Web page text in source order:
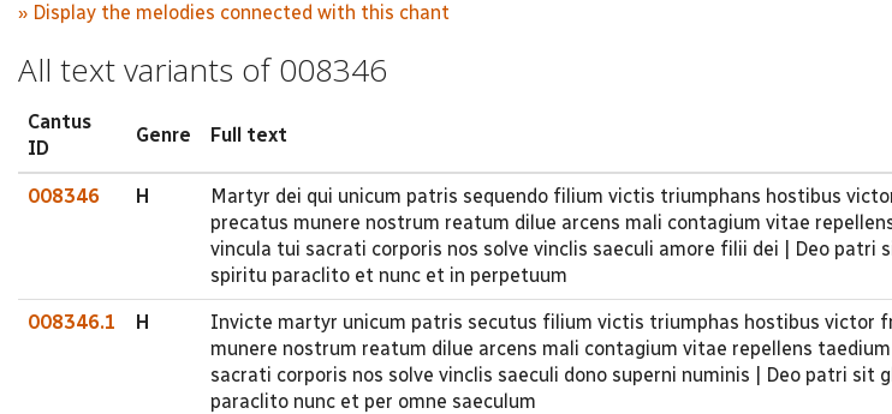
» Display the melodies connected with this chant
All text variants of 008346
Cantus
ID
Genre Full text
008346 H
Martyr dei qui unicum patris sequendo filium victis triumphans hostibus
precatus munere nostrum reatum dilue arcens mali contagium vitae
vincula tui sacrati corporis nos solve vinclis saeculi amore filii dei | Deo patri
spiritu paraclito et nunc et in perpetuum
008346.1 H
Invicte martyr unicum patris secutus filium victis triumphas hostibus victor
munere nostrum reatum dilue arcens mali contagium vitae repellens
sacrati corporis nos solve vinclis saeculi dono superni numinis | Deo patri sit
paraclito nunc et per omne saeculum